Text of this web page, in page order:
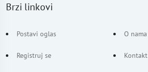
Brzi linkovi
Postavi oglas
Registruj se
O nama
Kontakt